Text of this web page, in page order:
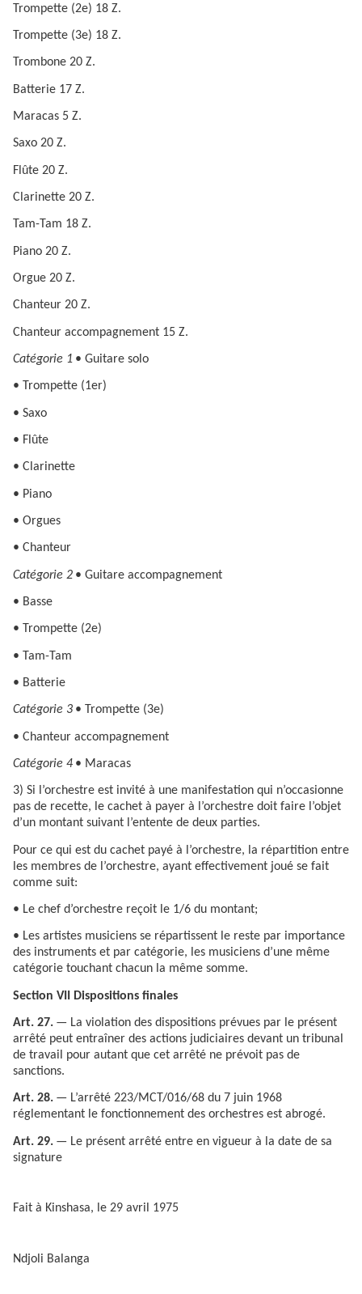
Trompette (2e) 18 Z.
Trompette (3e) 18 Z.
Trombone 20 Z.
Batterie 17 Z.
Maracas 5 Z.
Saxo 20 Z.
Flûte 20 Z.
Clarinette 20 Z.
Tam-Tam 18 Z.
Piano 20 Z.
Orgue 20 Z.
Chanteur 20 Z.
Chanteur accompagnement 15 Z.
Catégorie 1 • Guitare solo
• Trompette (1er)
• Saxo
• Flûte
• Clarinette
• Piano
• Orgues
• Chanteur
Catégorie 2 • Guitare accompagnement
• Basse
• Trompette (2e)
• Tam-Tam
• Batterie
Catégorie 3 • Trompette (3e)
• Chanteur accompagnement
Catégorie 4 • Maracas
3) Si l’orchestre est invité à une manifestation qui n’occasionne
pas de recette, le cachet à payer à l’orchestre doit faire l’objet
d’un montant suivant l’entente de deux parties.
Pour ce qui est du cachet payé à l’orchestre, la répartition entre
les membres de l’orchestre, ayant effectivement joué se fait
comme suit:
• Le chef d’orchestre reçoit le 1/6 du montant;
• Les artistes musiciens se répartissent le reste par importance
des instruments et par catégorie, les musiciens d’une même
catégorie touchant chacun la même somme.
Section VII Dispositions finales
Art. 27. — La violation des dispositions prévues par le présent
arrêté peut entraîner des actions judiciaires devant un tribunal
de travail pour autant que cet arrêté ne prévoit pas de
sanctions.
Art. 28. — L’arrêté 223/MCT/016/68 du 7 juin 1968
réglementant le fonctionnement des orchestres est abrogé.
Art. 29. — Le présent arrêté entre en vigueur à la date de sa
signature
Fait à Kinshasa, le 29 avril 1975
Ndjoli Balanga